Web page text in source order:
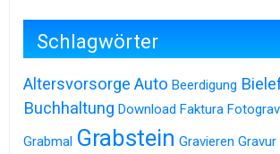
Schlagwörter
Altersvorsorge Auto Beerdigung
Buchhaltung Download Faktura
Grabmal Grabstein Gravieren Gravur